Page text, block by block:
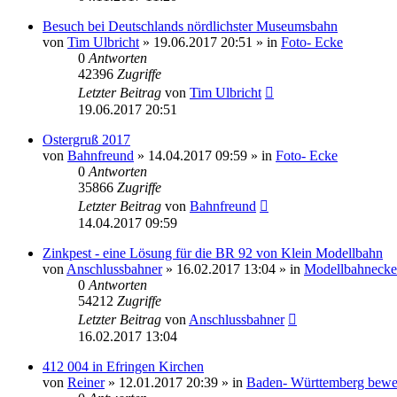
Besuch bei Deutschlands nördlichster Museumsbahn
von Tim Ulbricht » 19.06.2017 20:51 » in Foto- Ecke
0 Antworten
42396 Zugriffe
Letzter Beitrag von Tim Ulbricht
19.06.2017 20:51
Ostergruß 2017
von Bahnfreund » 14.04.2017 09:59 » in Foto- Ecke
0 Antworten
35866 Zugriffe
Letzter Beitrag von Bahnfreund
14.04.2017 09:59
Zinkpest - eine Lösung für die BR 92 von Klein Modellbahn
von Anschlussbahner» 16.02.2017 13:04 » in Modellbahnecke
0 Antworten
54212 Zugriffe
Letzter Beitrag von Anschlussbahner
16.02.2017 13:04
412 004 in Efringen Kirchen
von Reiner» 12.01.2017 20:39 » in Baden- Württemberg